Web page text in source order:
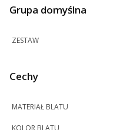
Grupa domyślna
ZESTAW
Cechy
MATERIAŁ BLATU